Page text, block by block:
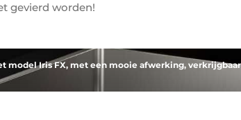
techniek in de keuken-, woon-, en
gevierd worden!
model Iris FX, met een mooie afwerking,